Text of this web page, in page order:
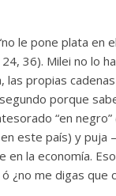
le pone plata en
36). Milei no lo
las propias
porque
“en negro”
este país) y puja
en la economía.
¿no me digas que